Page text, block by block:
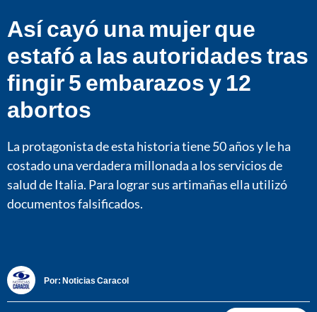
Así cayó una mujer que
estafó a las autoridades tras
fingir 5 embarazos y 12
abortos
La protagonista de esta historia tiene 50 años y le ha
costado una verdadera millonada a los servicios de
salud de Italia. Para lograr sus artimañas ella utilizó
documentos falsificados.
Por: Noticias Caracol